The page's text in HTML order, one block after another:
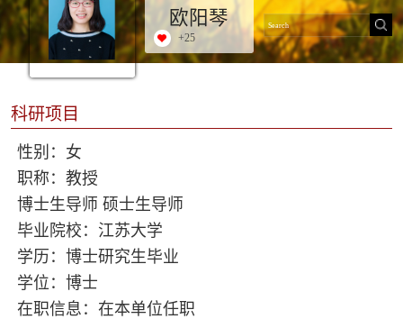
欧阳琴
+25
科研项目
性别：女
职称：教授
博士生导师 硕士生导师
毕业院校：江苏大学
学历：博士研究生毕业
学位：博士
在职信息：在本单位任职